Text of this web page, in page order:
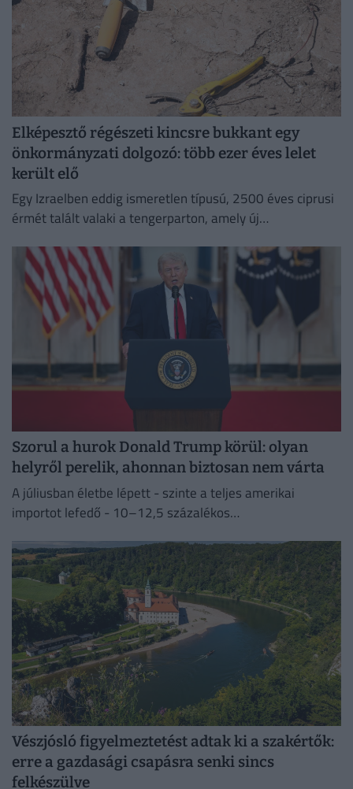
Elképesztő régészeti kincsre bukkant egy
önkormányzati dolgozó: több ezer éves lelet
került elő
Egy Izraelben eddig ismeretlen típusú, 2500 éves ciprusi
érmét talált valaki a tengerparton, amely új
kereskedelemről.
Szorul a hurok Donald Trump körül: olyan
helyről perelik, ahonnan biztosan nem várta
A júliusban életbe lépett - szinte a teljes amerikai
importot lefedő - 10–12,5 százalékos
fellépéssel indokolja.
Vészjósló figyelmeztetést adtak ki a szakértők:
erre a gazdasági csapásra senki sincs
felkészülve